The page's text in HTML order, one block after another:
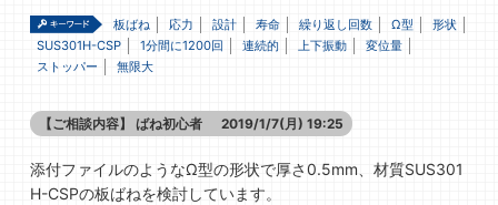
板ばね 応力 設計 寿命 繰り返し回数 Ω型
形状
SUS301H-CSP
1分間に1200回 連続的 上下振動
変位量
ストッパー
無限大
【ご相談内容】 ばね初心者 2019/1/7(月) 19:25
添付ファイルのようなΩ型の形状で厚さ0.5mm、材質SUS301
H-CSPの板ばねを検討しています。